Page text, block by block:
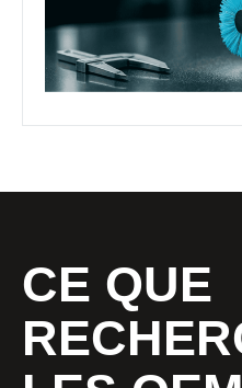
CE QUE